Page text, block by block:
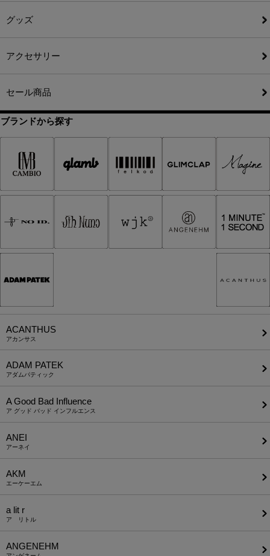
グッズ
アクセサリー
セール商品
ブランドから探す
ACANTHUS
アカンサス
ADAM PATEK
アダムパティック
A Good Bad Influence
ア グッド バッド インフルエンス
ANEI
アーネイ
AKM
エーケーエム
a lit r
ア リトル
ANGENEHM